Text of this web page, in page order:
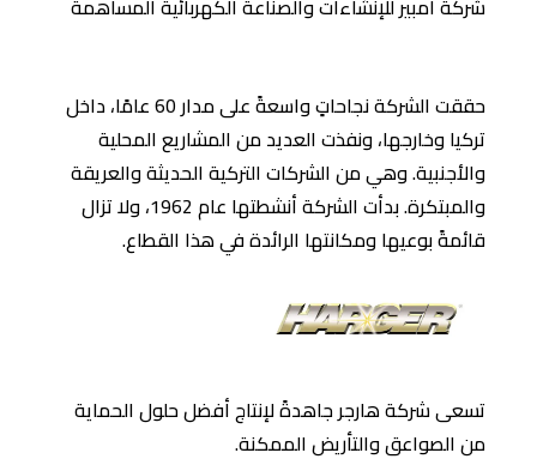
حققت الشركة نجاحاتٍ واسعةً على مدار 60 عامًا، داخل
تركيا وخارجها، ونفذت العديد من المشاريع المحلية
والأجنبية. وهي من الشركات التركية الحديثة والعريقة
والمبتكرة. بدأت الشركة أنشطتها عام 1962، ولا تزال
قائمةً بوعيها ومكانتها الرائدة في هذا القطاع.
تسعى شركة هارجر جاهدةً لإنتاج أفضل حلول الحماية
من الصواعق والتأريض الممكنة.